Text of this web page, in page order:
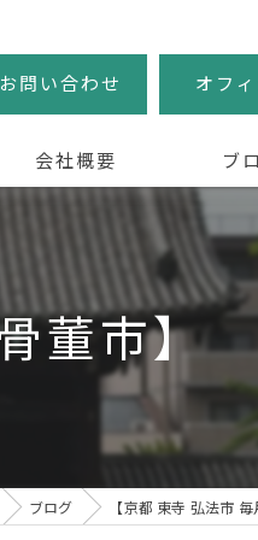
問い合わせ オフ
会社概要 ブ
董市】
ブログ 【京都 東寺 弘法市